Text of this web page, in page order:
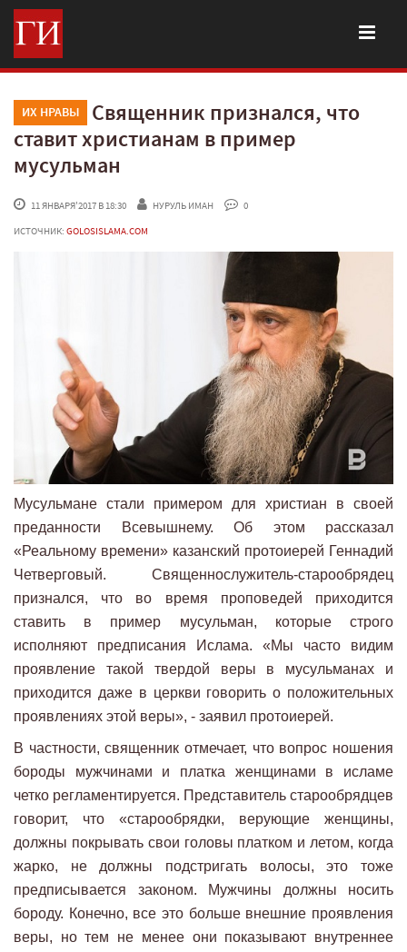
ИХ НРАВЫ
Священник признался, что
ставит христианам в пример
мусульман
11 ЯНВАРЯ'2017 В 18:30 НУРУЛЬ ИМАН
0
ИСТОЧНИК: GOLOSISLAMA.COM
Мусульмане стали примером для христиан в своей
преданности Всевышнему. Об этом рассказал
«Реальному времени» казанский протоиерей Геннадий
Четверговый. Священнослужитель-старообрядец
признался, что во время проповедей приходится
ставить в пример мусульман, которые строго
исполняют предписания Ислама. «Мы часто видим
проявление такой твердой веры в мусульманах и
приходится даже в церкви говорить о положительных
проявлениях этой веры», - заявил протоиерей.
В частности, священник отмечает, что вопрос ношения
бороды мужчинами и платка женщинами в исламе
четко регламентируется. Представитель старообрядцев
говорит, что «старообрядки, верующие женщины,
должны покрывать свои головы платком и летом, когда
жарко, не должны подстригать волосы, это тоже
предписывается законом. Мужчины должны носить
бороду. Конечно, все это больше внешние проявления
веры, но тем не менее они показывают внутреннее